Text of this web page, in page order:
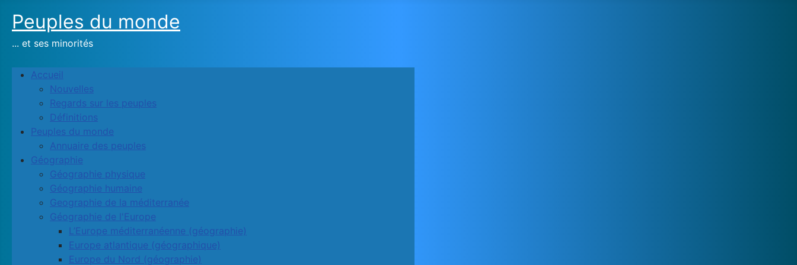
Peuples du monde
... et ses minorités
Accueil
Nouvelles
Regards sur les peuples
Définitions
Peuples du monde
Annuaire des peuples
Géographie
Géographie physique
Géographie humaine
Geographie de la méditerranée
Géographie de l'Europe
L’Europe méditerranéenne (géographie)
Europe atlantique (géographique)
Europe du Nord (géographie)